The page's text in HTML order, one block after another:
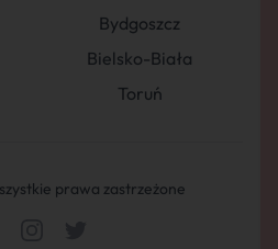
Bydgoszcz
Bielsko-Biała
Toruń
prawa zastrzeżone